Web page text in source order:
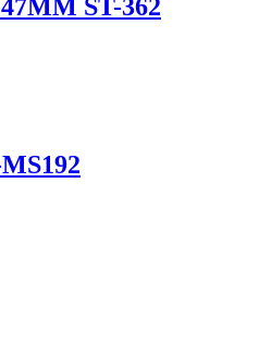
ST-362